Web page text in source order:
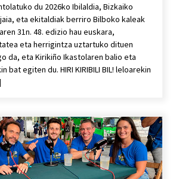
du 2026ko Ibilaldia, Bizkaiko
eta ekitaldiak berriro Bilboko kaleak
31n. 48. edizio hau euskara,
eta herrigintza uztartuko dituen
da, eta Kirikiño Ikastolaren balio eta
bat egiten du. HIRI KIRIBILI BIL! leloarekin